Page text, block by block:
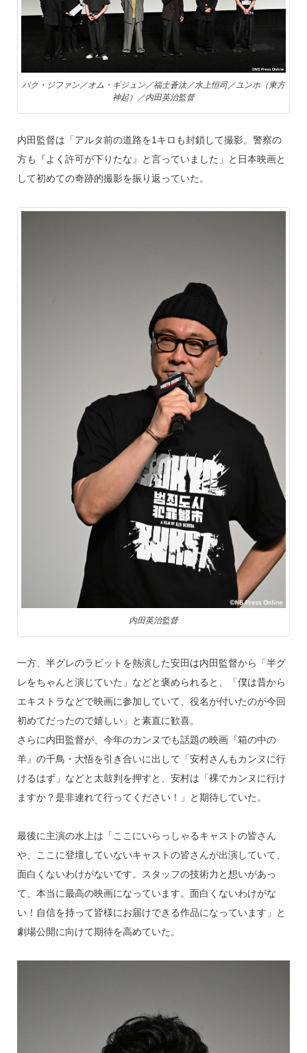
パク・ジファン／オム・ギジュン／福士蒼汰／水上恒司／ユンホ（東方
神起）／内田英治監督
内田監督は「アルタ前の道路を1キロも封鎖して撮影。警察の
方も『よく許可が下りたな』と言っていました」と日本映画と
して初めての奇跡的撮影を振り返っていた。
内田英治監督
一方、半グレのラビットを熱演した安田は内田監督から「半グ
レをちゃんと演じていた」などと褒められると、「僕は昔から
エキストラなどで映画に参加していて、役名が付いたのが今回
初めてだったので嬉しい」と素直に歓喜。
さらに内田監督が、今年のカンヌでも話題の映画『箱の中の
羊』の千鳥・大悟を引き合いに出して「安村さんもカンヌに行
けるはず」などと太鼓判を押すと、安村は「裸でカンヌに行け
ますか？是非連れて行ってください！」と期待していた。
最後に主演の水上は「ここにいらっしゃるキャストの皆さん
や、ここに登壇していないキャストの皆さんが出演していて、
面白くないわけがないです。スタッフの技術力と想いがあっ
て、本当に最高の映画になっています。面白くないわけがな
い！自信を持って皆様にお届けできる作品になっています」と
劇場公開に向けて期待を高めていた。